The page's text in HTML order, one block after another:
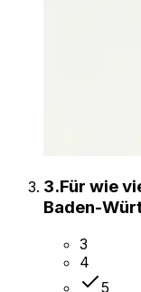
3.Für wie
Baden-
3
4
5